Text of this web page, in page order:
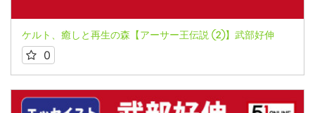
ケルト、癒しと再生の森【アーサー王伝説 ②】武部好伸
0